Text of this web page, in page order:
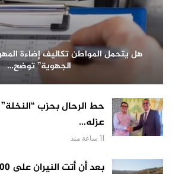
هل يتحمل المواطن تكاليف إضاءة
الجهوية” توضح…
حط الرحال بحزب
عزله…
11 ساعة منذ